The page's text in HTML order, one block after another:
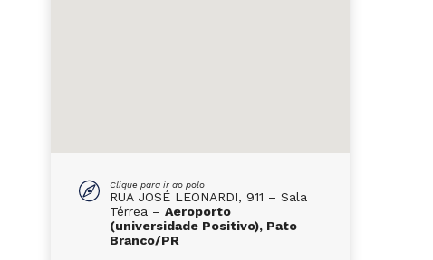
Clique para ir ao polo
RUA JOSÉ LEONARDI, 911 – Sala
Térrea – Aeroporto
(universidade Positivo), Pato
Branco/PR